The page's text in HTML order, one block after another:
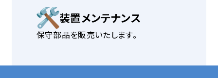
装置メンテナンス
保守部品を販売いたします。